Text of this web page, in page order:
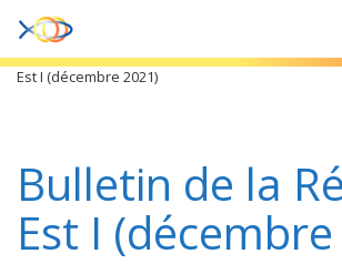
Accueil
Est I (décembre 2021)
Bulletin de la
Est I